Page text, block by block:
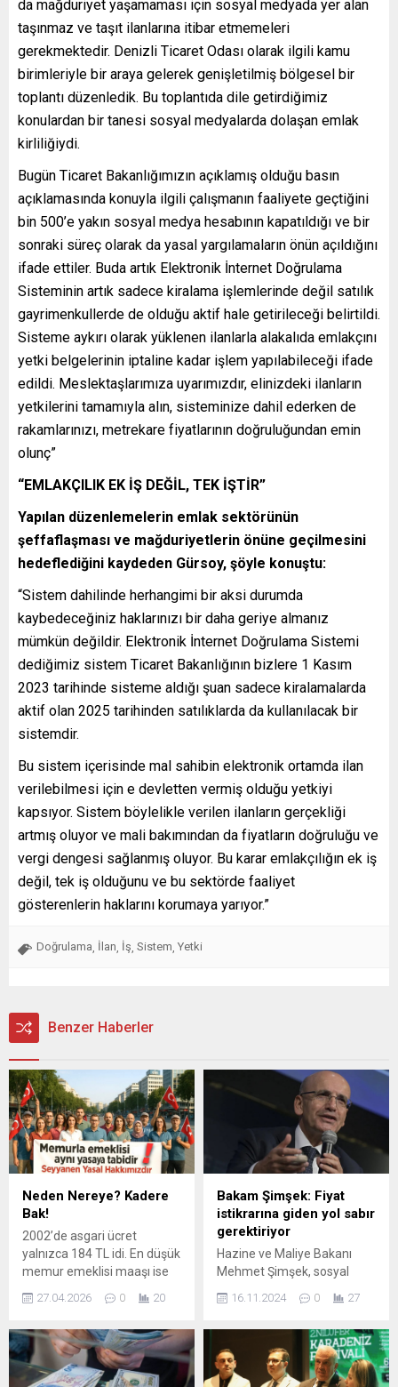
da mağduriyet yaşamaması için sosyal medyada yer alan
taşınmaz ve taşıt ilanlarına itibar etmemeleri
gerekmektedir. Denizli Ticaret Odası olarak ilgili kamu
birimleriyle bir araya gelerek genişletilmiş bölgesel bir
toplantı düzenledik. Bu toplantıda dile getirdiğimiz
konulardan bir tanesi sosyal medyalarda dolaşan emlak
kirliliğiydi.
Bugün Ticaret Bakanlığımızın açıklamış olduğu basın
açıklamasında konuyla ilgili çalışmanın faaliyete geçtiğini
bin 500’e yakın sosyal medya hesabının kapatıldığı ve bir
sonraki süreç olarak da yasal yargılamaların önün açıldığını
ifade ettiler. Buda artık Elektronik İnternet Doğrulama
Sisteminin artık sadece kiralama işlemlerinde değil satılık
gayrimenkullerde de olduğu aktif hale getirileceği belirtildi.
Sisteme aykırı olarak yüklenen ilanlarla alakalıda emlakçını
yetki belgelerinin iptaline kadar işlem yapılabileceği ifade
edildi. Meslektaşlarımıza uyarımızdır, elinizdeki ilanların
yetkilerini tamamıyla alın, sisteminize dahil ederken de
rakamlarınızı, metrekare fiyatlarının doğruluğundan emin
olunç”
“EMLAKÇILIK EK İŞ DEĞİL, TEK İŞTİR”
Yapılan düzenlemelerin emlak sektörünün
şeffaflaşması ve mağduriyetlerin önüne geçilmesini
hedeflediğini kaydeden Gürsoy, şöyle konuştu:
“Sistem dahilinde herhangimi bir aksi durumda
kaybedeceğiniz haklarınızı bir daha geriye almanız
mümkün değildir. Elektronik İnternet Doğrulama Sistemi
dediğimiz sistem Ticaret Bakanlığının bizlere 1 Kasım
2023 tarihinde sisteme aldığı şuan sadece kiralamalarda
aktif olan 2025 tarihinden satılıklarda da kullanılacak bir
sistemdir.
Bu sistem içerisinde mal sahibin elektronik ortamda ilan
verilebilmesi için e devletten vermiş olduğu yetkiyi
kapsıyor. Sistem böylelikle verilen ilanların gerçekliği
artmış oluyor ve mali bakımından da fiyatların doğruluğu ve
vergi dengesi sağlanmış oluyor. Bu karar emlakçılığın ek iş
değil, tek iş olduğunu ve bu sektörde faaliyet
gösterenlerin haklarını korumaya yarıyor.”
Doğrulama İlan İş Sistem Yetki
Benzer Haberler
Neden Nereye? Kadere
Bak!
2002’de asgari ücret
yalnızca 184 TL idi. En düşük
memur emeklisi maaşı ise
376 TL, yani sadece 2.05
asgari ücret seviyesindeydi.
geldiğimizde, asgari ücret
28.075 TL, en düşük memur
emeklisi maaşı ise 27.700
27.04.2026 0 20
Bakam Şimşek: Fiyat
istikrarına giden yol sabır
gerektiriyor
Hazine ve Maliye Bakanı
Mehmet Şimşek, sosyal
medya hesabından yaptığı
paylaşımda TCMB'nin
değerlendirdi. Şimşek
değerlendirmesinde "Fiyat
istikrarına giden yol sabır ve
16.11.2024 0 27